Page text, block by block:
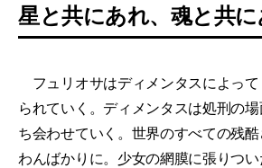
星と共にあれ、魂と共
フュリオサはディメンタスによっ
られていく。ディメンタスは処刑の
ち会わせていく。世界のすべての残
わんばかりに。少女の網膜に張りつ